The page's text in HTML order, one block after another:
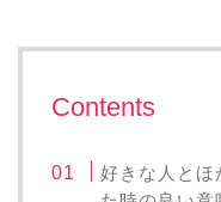
Contents
好きな人とほ